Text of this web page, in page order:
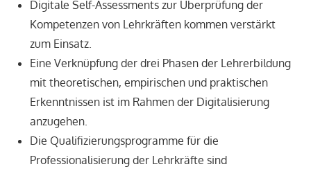
Digitale Self-Assessments zur Überprüfung der
Kompetenzen von Lehrkräften kommen verstärkt
zum Einsatz.
Eine Verknüpfung der drei Phasen der Lehrerbildung
mit theoretischen, empirischen und praktischen
Erkenntnissen ist im Rahmen der Digitalisierung
anzugehen.
Die Qualifizierungsprogramme für die
Professionalisierung der Lehrkräfte sind